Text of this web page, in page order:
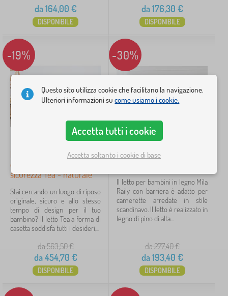
n
z
u
o
a
M
a
e
a
s
m
i
n
i
t
o
>
B
i
a
n
l
t
t
o
n
d
M
o
i
a
m
b
i
n
>
Prezzo
1 092 €
Cerca all'interno del filtro
Sconto
420
Novità
120
Mancia
58
da164,00 €
DISPONIBILE
da176,30 €
DISPONIBILE
-19%
Letto per bambini a forma
di casetta con barriera di
sicurezza Tea - naturale
Stai cercando un luogo di riposo
originale, sicuro e allo stesso
tempo di design per il tuo
bambino? Il letto Tea a forma di
casetta soddisfa tutti i desideri,...
da 563,50€
da454,70 €
DISPONIBILE
-30%
Letto per bambini Mila
Il letto per bambini in legno Mila
Raily con barriera è adatto per
camerette arredate in stile
scandinavo. Il letto è realizzato in
legno di pino di alta...
da 277,40€
da193,40 €
DISPONIBILE
Questo sito utilizza cookie che facilitano la navigazione.
Ulteriori informazioni sucome usiamo i cookie.
Accetta tutti i cookie
Accetta soltanto i cookie di base